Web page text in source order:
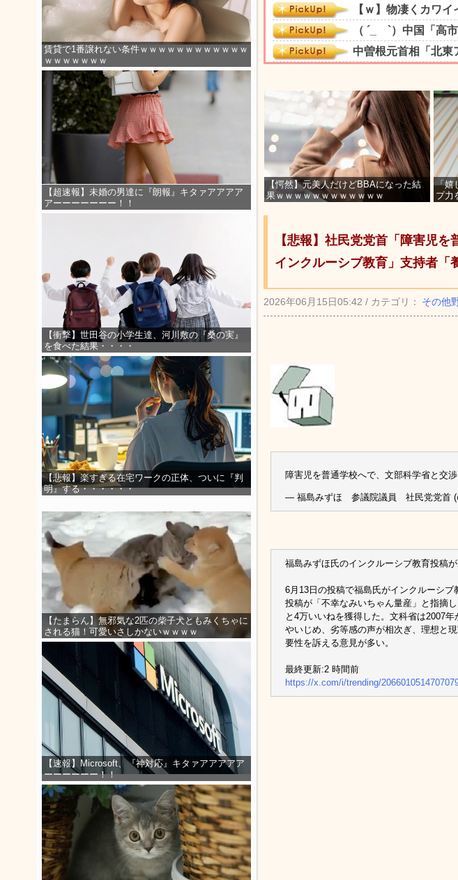
賃貸で1番譲れない条件ｗｗｗｗｗｗｗｗｗｗｗｗ
ｗｗｗｗｗｗｗ
【超速報】未婚の男達に『朗報』キタァアアアア
アーーーーーーー！！
【衝撃】世田谷の小学生達、河川敷の『桑の実』
を食べた結果・・・・
【悲報】楽すぎる在宅ワークの正体、ついに『判
明』する・・・・・・
【たまらん】無邪気な2匹の柴子犬ともみくちゃに
される猫！可愛いさしかないｗｗｗｗ
【速報】Microsoft、『神対応』キタァアアアアア
ーーーーーー！！
【愕然】元美人だけどBBAになった結
果ｗｗｗｗｗｗｗｗｗｗｗｗ
「嬉
プ力
【悲報】社民党党首「障害児
インクルーシブ教育」支持者「
2026年06月15日05:42 / カテゴリ： その他
障害児を普通学校へで、文部科学省と交
— 福島みずほ 参議院議員 社民党党首
福島みずほ氏のインクルーシブ教育投稿
6月13日の投稿で福島氏がインクルーシ
投稿が「不幸なみいちゃん量産」と指摘
と4万いいねを獲得した。文科省は2007
やいじめ、劣等感の声が相次ぎ、理想と
要性を訴える意見が多い。
最終更新:2 時間前
https://x.com/i/trending/